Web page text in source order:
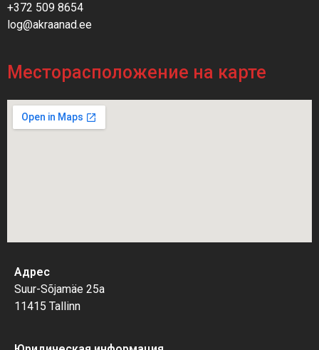
+372 509 8654
log@akraanad.ee
Месторасположение на карте
Адрес
Suur-Sõjamäe 25a
11415 Tallinn